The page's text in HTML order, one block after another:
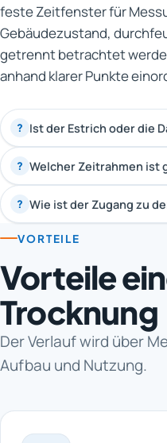
feste Zeitfenster für
Gebäudezustand,
getrennt betrachtet
anhand klarer Punkte
? Ist der Estrich oder die
? Welcher Zeitrahmen ist
? Wie ist der Zugang zu
VORTEILE
Vorteile
Trocknung
Der Verlauf wird über
Aufbau und Nutzung.